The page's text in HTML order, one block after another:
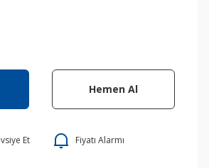
Hemen Al
Et Fiyatı Alarmı